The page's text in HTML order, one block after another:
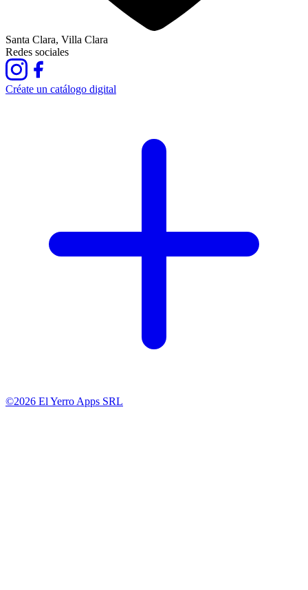
Santa Clara, Villa Clara
Redes sociales
Créate un catálogo digital
©2026 El Yerro Apps SRL